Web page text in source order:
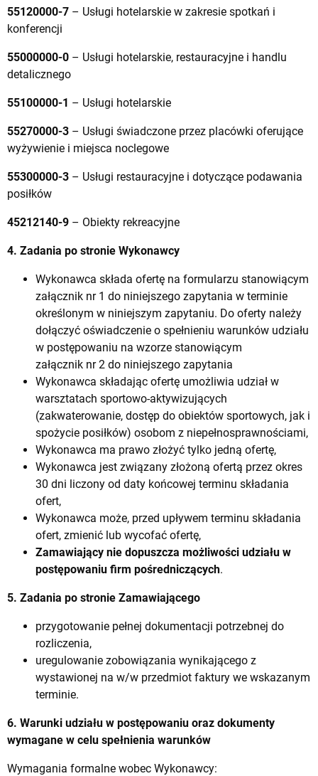
55120000-7 – Usługi hotelarskie w zakresie spotkań i
konferencji
55000000-0 – Usługi hotelarskie, restauracyjne i handlu
detalicznego
55100000-1 – Usługi hotelarskie
55270000-3 – Usługi świadczone przez placówki oferujące
wyżywienie i miejsca noclegowe
55300000-3 – Usługi restauracyjne i dotyczące podawania
posiłków
45212140-9 – Obiekty rekreacyjne
4. Zadania po stronie Wykonawcy
Wykonawca składa ofertę na formularzu stanowiącym
załącznik nr 1 do niniejszego zapytania w terminie
określonym w niniejszym zapytaniu. Do oferty należy
dołączyć oświadczenie o spełnieniu warunków udziału
w postępowaniu na wzorze stanowiącym
załącznik nr 2 do niniejszego zapytania
Wykonawca składając ofertę umożliwia udział w
warsztatach sportowo-aktywizujących
(zakwaterowanie, dostęp do obiektów sportowych, jak i
spożycie posiłków) osobom z niepełnosprawnościami,
Wykonawca ma prawo złożyć tylko jedną ofertę,
Wykonawca jest związany złożoną ofertą przez okres
30 dni liczony od daty końcowej terminu składania
ofert,
Wykonawca może, przed upływem terminu składania
ofert, zmienić lub wycofać ofertę,
Zamawiający nie dopuszcza możliwości udziału w
postępowaniu firm pośredniczących.
5. Zadania po stronie Zamawiającego
przygotowanie pełnej dokumentacji potrzebnej do
rozliczenia,
uregulowanie zobowiązania wynikającego z
wystawionej na w/w przedmiot faktury we wskazanym
terminie.
6. Warunki udziału w postępowaniu oraz dokumenty
wymagane w celu spełnienia warunków
Wymagania formalne wobec Wykonawcy: